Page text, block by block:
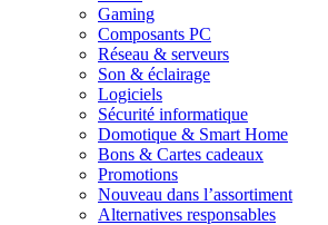
Gaming
Composants PC
Réseau & serveurs
Son & éclairage
Logiciels
Sécurité informatique
Domotique & Smart Home
Bons & Cartes cadeaux
Promotions
Nouveau dans l’assortiment
Alternatives responsables